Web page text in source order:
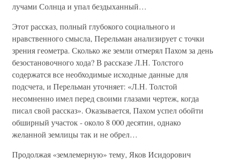
лучами Солнца и упал бездыханный…
Этот рассказ, полный глубокого социального и
нравственного смысла, Перельман анализирует с точки
зрения геометра. Сколько же земли отмерял Пахом за день
безостановочного хода? В рассказе Л.Н. Толстого
содержатся все необходимые исходные данные для
подсчета, и Перельман уточняет: «Л.Н. Толстой
несомненно имел перед своими глазами чертеж, когда
писал свой рассказ». Оказывается, Пахом успел обойти
обширный участок - около 8 000 десятин, однако
желанной землицы так и не обрел…
Продолжая «землемерную» тему, Яков Исидорович